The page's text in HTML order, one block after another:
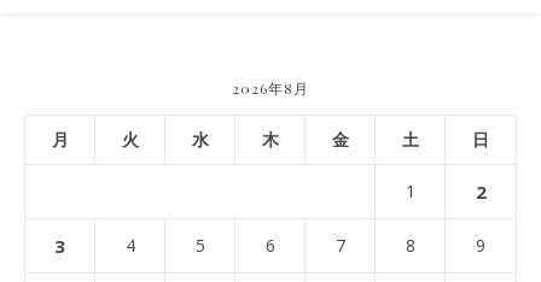
2026年8月
月 火 水 木 金 土 日
1 2
3 4 5 6 7 8 9